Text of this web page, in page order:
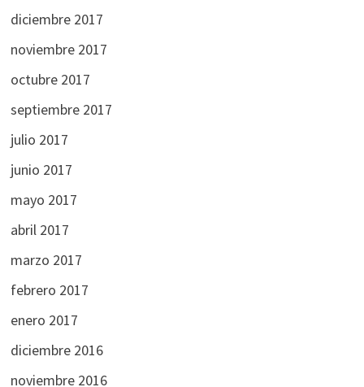
diciembre 2017
noviembre 2017
octubre 2017
septiembre 2017
julio 2017
junio 2017
mayo 2017
abril 2017
marzo 2017
febrero 2017
enero 2017
diciembre 2016
noviembre 2016